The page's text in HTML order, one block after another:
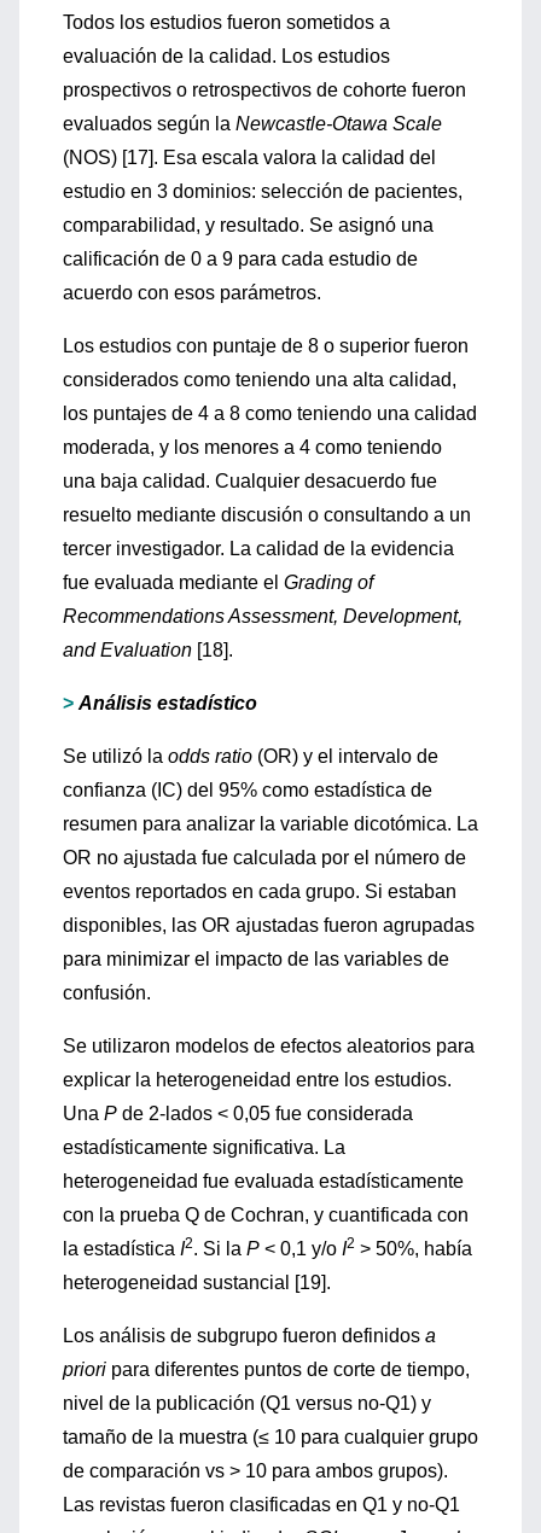
Todos los estudios fueron sometidos a
evaluación de la calidad. Los estudios
prospectivos o retrospectivos de cohorte fueron
evaluados según la Newcastle-Otawa Scale
(NOS) [17]. Esa escala valora la calidad del
estudio en 3 dominios: selección de pacientes,
comparabilidad, y resultado. Se asignó una
calificación de 0 a 9 para cada estudio de
acuerdo con esos parámetros.
Los estudios con puntaje de 8 o superior fueron
considerados como teniendo una alta calidad,
los puntajes de 4 a 8 como teniendo una calidad
moderada, y los menores a 4 como teniendo
una baja calidad. Cualquier desacuerdo fue
resuelto mediante discusión o consultando a un
tercer investigador. La calidad de la evidencia
fue evaluada mediante el Grading of
Recommendations Assessment, Development,
and Evaluation [18].
> Análisis estadístico
Se utilizó la odds ratio (OR) y el intervalo de
confianza (IC) del 95% como estadística de
resumen para analizar la variable dicotómica. La
OR no ajustada fue calculada por el número de
eventos reportados en cada grupo. Si estaban
disponibles, las OR ajustadas fueron agrupadas
para minimizar el impacto de las variables de
confusión.
Se utilizaron modelos de efectos aleatorios para
explicar la heterogeneidad entre los estudios.
Una P de 2-lados < 0,05 fue considerada
estadísticamente significativa. La
heterogeneidad fue evaluada estadísticamente
con la prueba Q de Cochran, y cuantificada con
la estadística I2. Si la P < 0,1 y/o I2 > 50%, había
heterogeneidad sustancial [19].
Los análisis de subgrupo fueron definidos a
priori para diferentes puntos de corte de tiempo,
nivel de la publicación (Q1 versus no-Q1) y
tamaño de la muestra (≤ 10 para cualquier grupo
de comparación vs > 10 para ambos grupos).
Las revistas fueron clasificadas en Q1 y no-Q1